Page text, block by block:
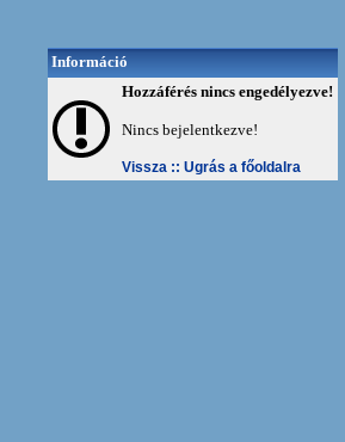
Információ
Hozzáférés nincs engedélyezve!
Nincs bejelentkezve!
Vissza :: Ugrás a főoldalra